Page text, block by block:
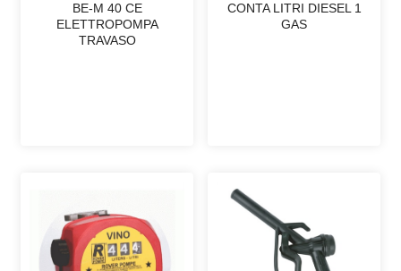
BE-M 40 CE
ELETTROPOMPA
TRAVASO
CONTA LITRI DIESEL 1
GAS